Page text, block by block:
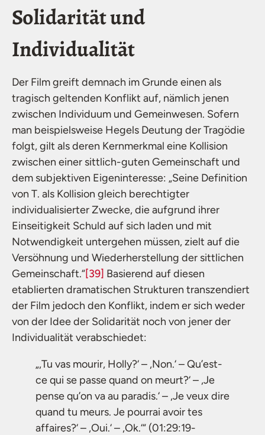
Solidarität und
Individualität
Der Film greift demnach im Grunde einen als
tragisch geltenden Konflikt auf, nämlich jenen
zwischen Individuum und Gemeinwesen. Sofern
man beispielsweise Hegels Deutung der Tragödie
folgt, gilt als deren Kernmerkmal eine Kollision
zwischen einer sittlich-guten Gemeinschaft und
dem subjektiven Eigeninteresse: „Seine Definition
von T. als Kollision gleich berechtigter
individualisierter Zwecke, die aufgrund ihrer
Einseitigkeit Schuld auf sich laden und mit
Notwendigkeit untergehen müssen, zielt auf die
Versöhnung und Wiederherstellung der sittlichen
Gemeinschaft.“[39] Basierend auf diesen
etablierten dramatischen Strukturen transzendiert
der Film jedoch den Konflikt, indem er sich weder
von der Idee der Solidarität noch von jener der
Individualität verabschiedet:
„,Tu vas mourir, Holly?‘ – ,Non.‘ – Qu’est-
ce qui se passe quand on meurt?‘ – ,Je
pense qu’on va au paradis.‘ – ,Je veux dire
quand tu meurs. Je pourrai avoir tes
affaires?‘ – ,Oui.‘ – ,Ok.‘“ (01:29:19-